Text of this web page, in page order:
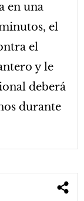
en una
el
el
y le
deberá
durante